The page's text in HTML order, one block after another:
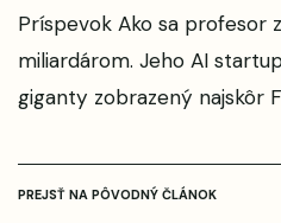
Príspevok Ako sa profesor
miliardárom. Jeho AI
giganty zobrazený najskôr
PREJSŤ NA PÔVODNÝ ČLÁNOK